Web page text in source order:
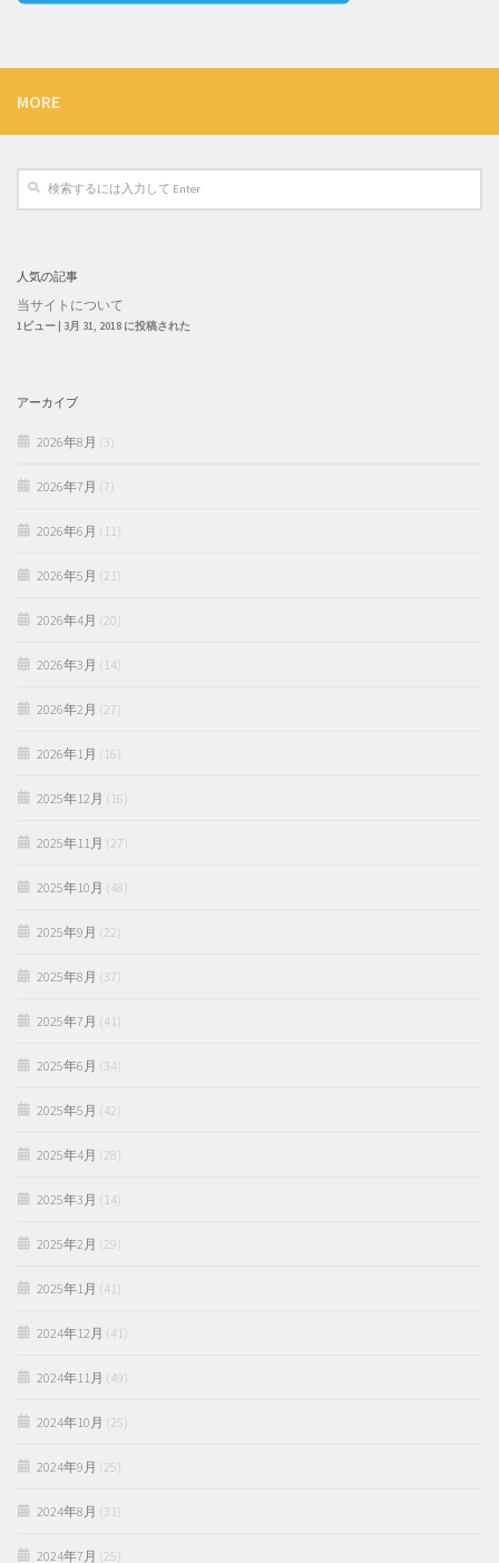
MORE
人気の記事
当サイトについて
1ビュー | 3月 31, 2018 に投稿された
アーカイブ
2026年8月 (3)
2026年7月 (7)
2026年6月 (11)
2026年5月 (21)
2026年4月 (20)
2026年3月 (14)
2026年2月 (27)
2026年1月 (16)
2025年12月 (16)
2025年11月 (27)
2025年10月 (48)
2025年9月 (22)
2025年8月 (37)
2025年7月 (41)
2025年6月 (34)
2025年5月 (42)
2025年4月 (28)
2025年3月 (14)
2025年2月 (29)
2025年1月 (41)
2024年12月 (41)
2024年11月 (49)
2024年10月 (25)
2024年9月 (25)
2024年8月 (31)
2024年7月 (25)